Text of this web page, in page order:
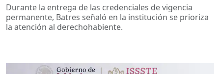
Durante la entrega de las credenciales de vigencia
permanente, Batres señaló en la institución se prioriza
la atención al derechohabiente.